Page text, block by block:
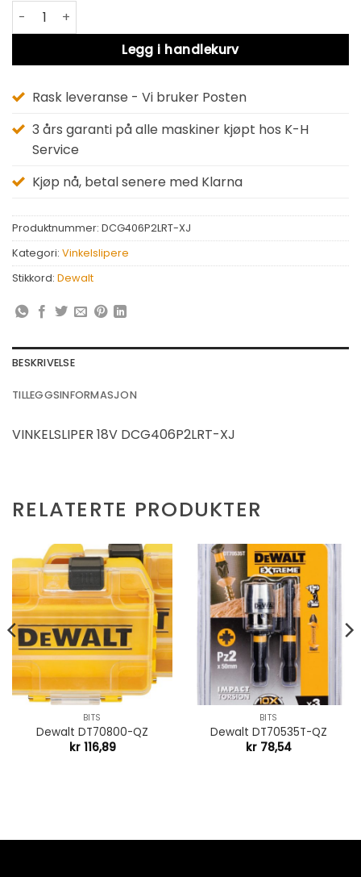
Dewalt DCG406P2LRT-XJ antall
Legg i handlekurv
Alternative:
Rask leveranse - Vi bruker Posten
3 års garanti på alle maskiner kjøpt hos K-H
Service
Kjøp nå, betal senere med Klarna
Produktnummer: DCG406P2LRT-XJ
Kategori: Vinkelslipere
Stikkord: Dewalt
BESKRIVELSE
TILLEGGSINFORMASJON
VINKELSLIPER 18V DCG406P2LRT-XJ
RELATERTE PRODUKTER
BITS
Dewalt DT70800-QZ
kr116,89
BITS
Dewalt DT70535T-QZ
kr 78,54